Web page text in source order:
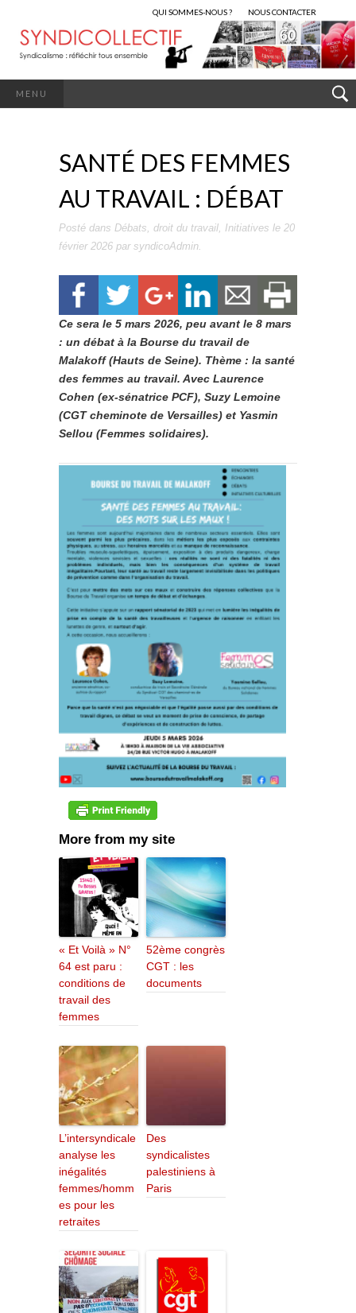
QUI SOMMES-NOUS ? NOUS CONTACTER
MENU
SANTÉ DES FEMMES
AU TRAVAIL : DÉBAT
Posté dans Débats, droit du travail, Initiatives le 20
février 2026 par syndicoAdmin.
Ce sera le 5 mars 2026, peu avant le 8 mars
: un débat à la Bourse du travail de
Malakoff (Hauts de Seine). Thème : la santé
des femmes au travail. Avec Laurence
Cohen (ex-sénatrice PCF), Suzy Lemoine
(CGT cheminote de Versailles) et Yasmin
Sellou (Femmes solidaires).
More from my site
« Et Voilà » N°
64 est paru :
conditions de
travail des
femmes
52ème congrès
CGT : les
documents
L’intersyndicale
analyse les
inégalités
femmes/homm
es pour les
retraites
Des
syndicalistes
palestiniens à
Paris